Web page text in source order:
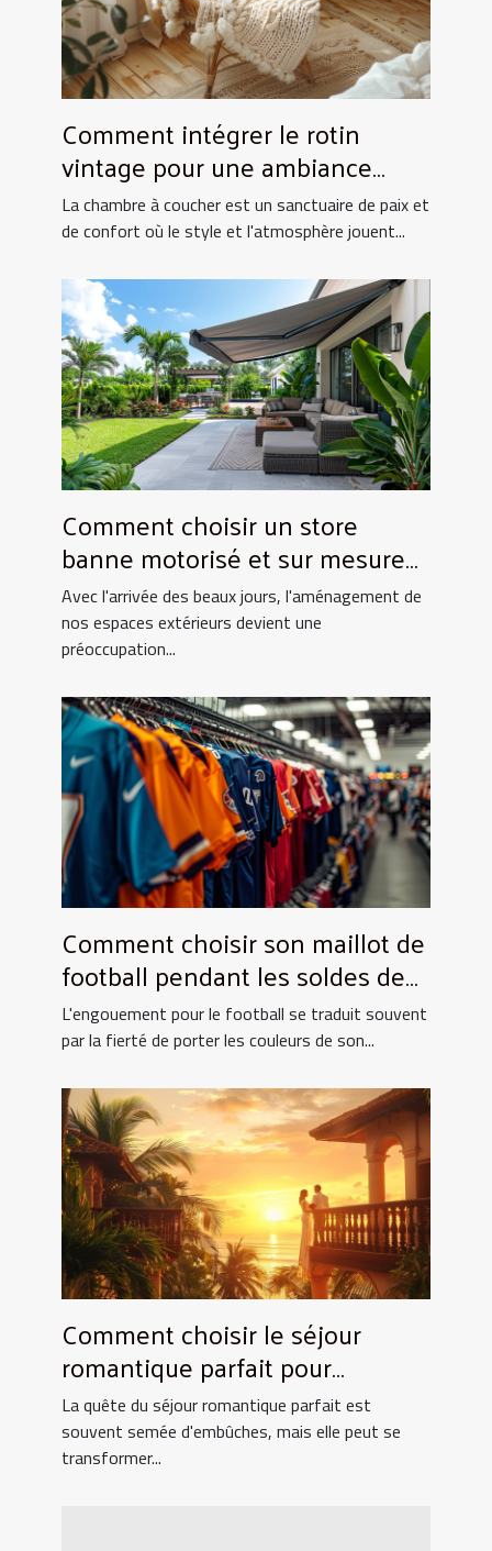
Comment intégrer le rotin
vintage pour une ambiance
chaleureuse en chambre
La chambre à coucher est un sanctuaire de paix et
de confort où le style et l'atmosphère jouent...
Comment choisir un store
banne motorisé et sur mesure
pour votre maison
Avec l'arrivée des beaux jours, l'aménagement de
nos espaces extérieurs devient une
préoccupation...
Comment choisir son maillot de
football pendant les soldes de
grande envergure
L'engouement pour le football se traduit souvent
par la fierté de porter les couleurs de son...
Comment choisir le séjour
romantique parfait pour
surprendre votre partenaire
La quête du séjour romantique parfait est
souvent semée d'embûches, mais elle peut se
transformer...